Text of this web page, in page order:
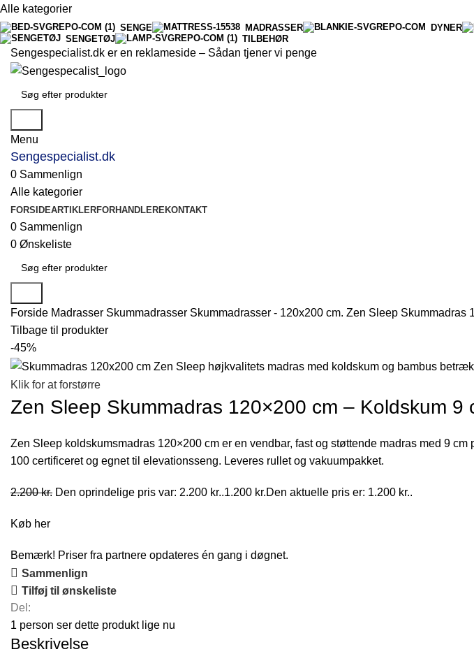
Alle kategorier
SENGE MADRASSER DYNER
SENGETØJ
TILBEHØR
Sengespecialist.dk er en reklameside – Sådan tjener vi penge
Menu
Sengespecialist.dk
0 Sammenlign
Alle kategorier
FORSIDEARTIKLERFORHANDLEREKONTAKT
0 Sammenlign
0 Ønskeliste
Forside Madrasser Skummadrasser Skummadrasser - 120x200 cm. Zen Sleep Skummadras
Tilbage til produkter
-45%
Klik for at forstørre
Zen Sleep Skummadras 120×200 cm – Koldskum 9
Zen Sleep koldskumsmadras 120×200 cm er en vendbar, fast og støttende madras med 9
100 certificeret og egnet til elevationsseng. Leveres rullet og vakuumpakket.
2.200kr. Den oprindelige pris var: 2.200 kr..1.200 kr.Den aktuelle pris er: 1.200 kr..
Køb her
Bemærk! Priser fra partnere opdateres én gang i døgnet.
Sammenlign
Tilføj til ønskeliste
Del:
1 person ser dette produkt lige nu
Beskrivelse